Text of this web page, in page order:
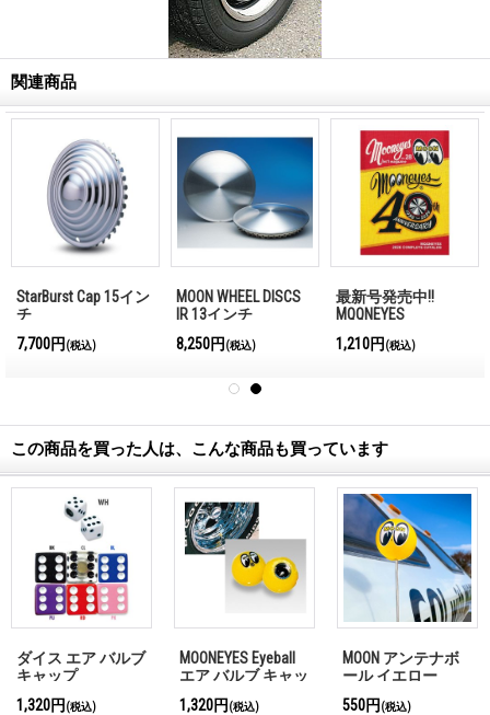
関連商品
StarBurst Cap 15イン
チ
7,700円 (税込)
MOON WHEEL DISCS
IR 13インチ
8,250円 (税込)
最新号発売中!!
MQQNEYES
Magazine No.28 2026
1,210円 (税込)
この商品を買った人は、こんな商品も買っています
ダイス エア バルブ
キャップ
1,320円 (税込)
MOONEYES Eyeball
エア バルブ キャッ
1,320円 (税込)
MOON アンテナボ
ール イエロー
550円 (税込)